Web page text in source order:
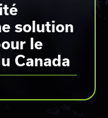
solution
le
Canada